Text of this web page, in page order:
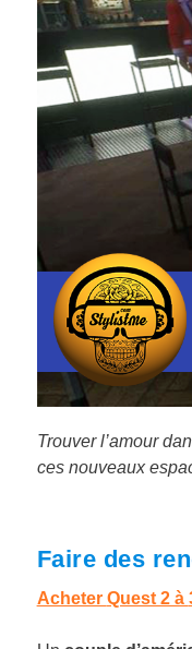
Trouver l’amour
ces nouveaux
Faire des
Acheter Quest 2 à